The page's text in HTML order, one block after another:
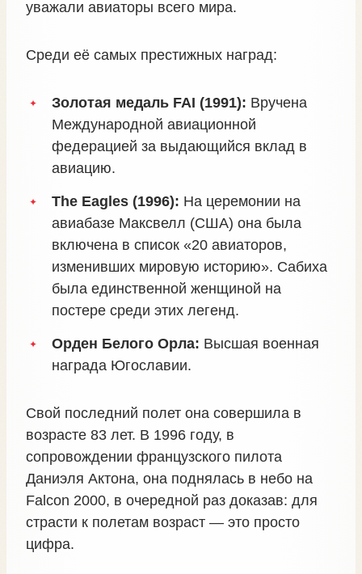
уважали авиаторы всего мира.
Среди её самых престижных наград:
Золотая медаль FAI (1991): Вручена
Международной авиационной
федерацией за выдающийся вклад в
авиацию.
The Eagles (1996): На церемонии на
авиабазе Максвелл (США) она была
включена в список «20 авиаторов,
изменивших мировую историю». Сабиха
была единственной женщиной на
постере среди этих легенд.
Орден Белого Орла: Высшая военная
награда Югославии.
Свой последний полет она совершила в
возрасте 83 лет. В 1996 году, в
сопровождении французского пилота
Даниэля Актона, она поднялась в небо на
Falcon 2000, в очередной раз доказав: для
страсти к полетам возраст — это просто
цифра.